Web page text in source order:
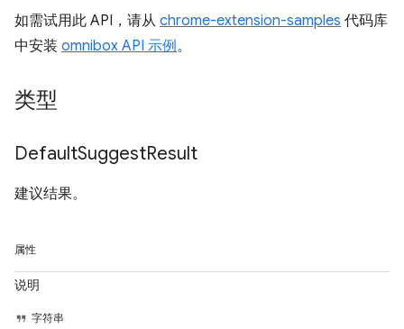
如需试用此 API，请从 chrome-extension-samples 代码库
中安装 omnibox API 示例。
类型
DefaultSuggestResult
建议结果。
属性
说明
字符串